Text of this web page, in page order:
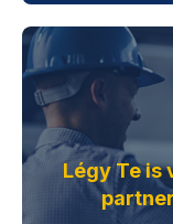
Légy Te is